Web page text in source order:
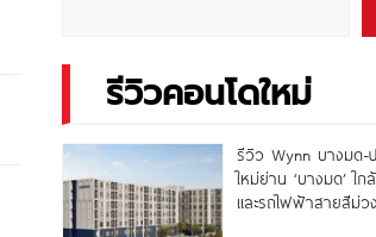
รีวิวคอนโดใหม่
รีวิว Wynn บางมด-
ใหม่ย่าน ‘บางมด’ ใ
และรถไฟฟ้าสายสีม่วง